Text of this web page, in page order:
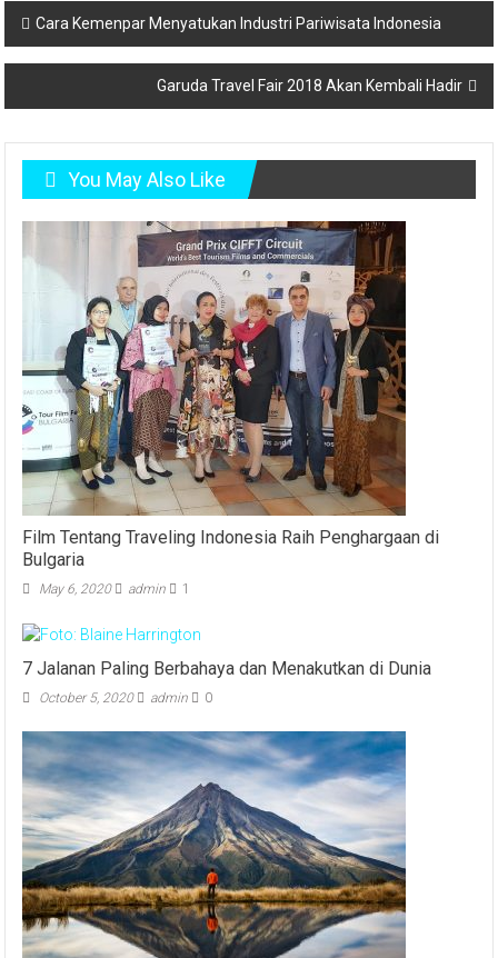
Post
navigation
Cara Kemenpar Menyatukan Industri Pariwisata Indonesia
Garuda Travel Fair 2018 Akan Kembali Hadir
You May Also Like
Film Tentang Traveling Indonesia Raih Penghargaan di
Bulgaria
May 6, 2020 admin 1
7 Jalanan Paling Berbahaya dan Menakutkan di Dunia
October 5, 2020 admin 0